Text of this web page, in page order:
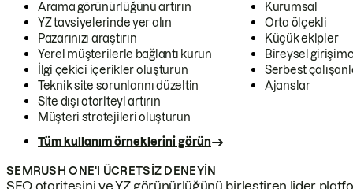
Arama görünürlüğünü artırın
YZ tavsiyelerinde yer alın
Pazarınızı araştırın
Yerel müşterilerle bağlantı kurun
İlgi çekici içerikler oluşturun
Teknik site sorunlarını düzeltin
Site dışı otoriteyi artırın
Müşteri stratejileri oluşturun
Tüm kullanım örneklerini görün
Kurumsal
Orta ölçekli
Küçük ekipler
Bireysel
Serbest
Ajanslar
SEMRUSH ONE'I ÜCRETSIZ DENEYIN
SEO otoritesini ve YZ görünürlüğünü birleştiren lider